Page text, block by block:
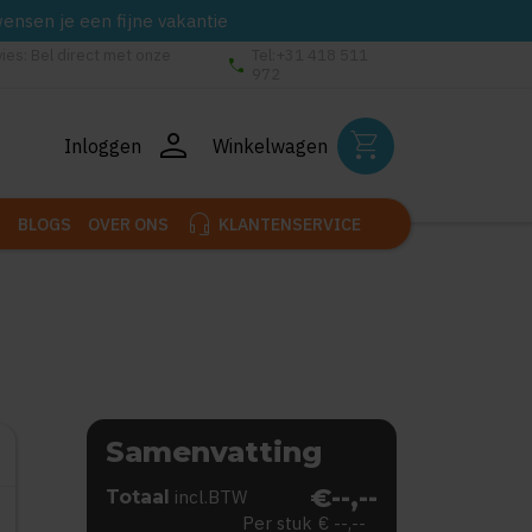
je een fijne vakantie
phone
Inloggen person Winkelwagen shopping_cart
BLOGS OVER ONS headset_mic KLANTENSERVICE
Samenvatting
Totaal incl.BTW €--,--
Per stuk € --,--